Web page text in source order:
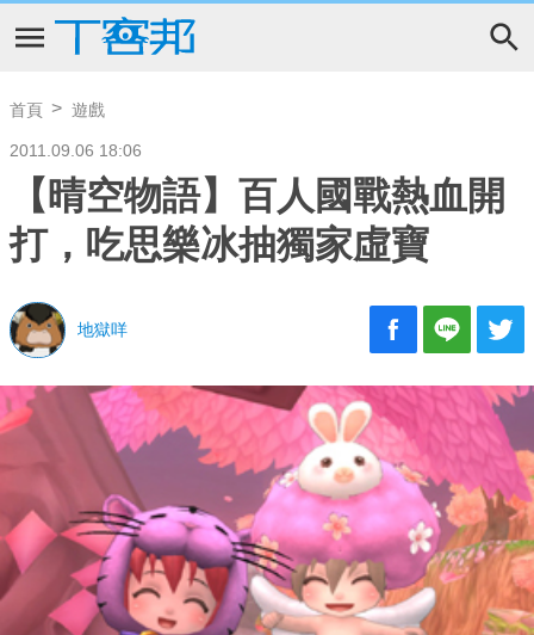
首頁 遊戲
2011.09.06 18:06
【晴空物語】百人國戰熱血開
打，吃思樂冰抽獨家虛寶
地獄咩